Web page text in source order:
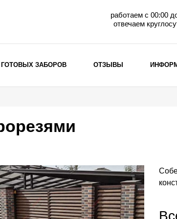
работаем с 00:00
отвечаем
Заборы из евроштакетника
Забор жалюзи с кирпичными столбами
Металлические заборы
Металлические ограждения
ГОТОВЫХ ЗАБОРОВ ОТЗЫВЫ